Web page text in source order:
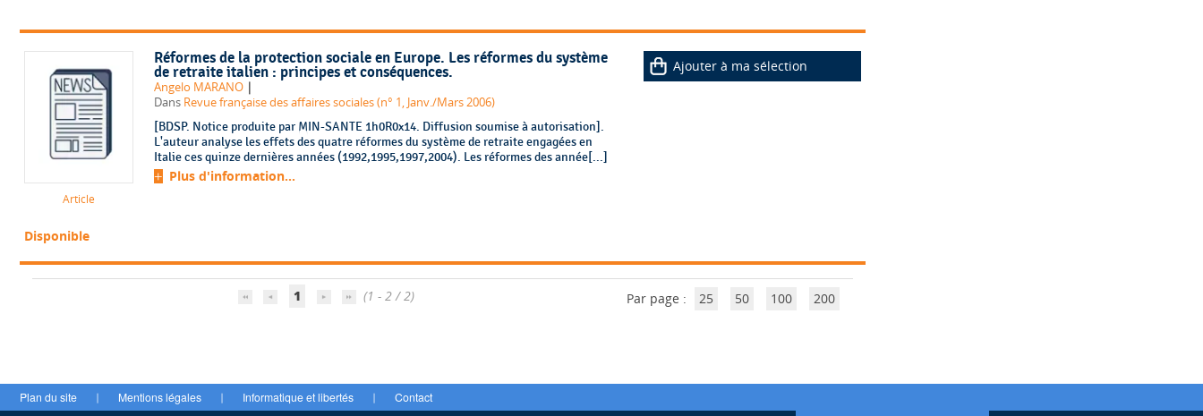
Article
Réformes de la protection sociale en Europe. Les réformes du système
de retraite italien : principes et conséquences.
Angelo MARANO |
Dans Revue française des affaires sociales (n° 1, Janv./Mars 2006)
[BDSP. Notice produite par MIN-SANTE 1h0R0x14. Diffusion soumise à autorisation].
L'auteur analyse les effets des quatre réformes du système de retraite engagées en
Italie ces quinze dernières années (1992,1995,1997,2004). Les réformes des année[...]
Plus d'information...
Ajouter à ma sélection
Disponible
1 (1 - 2 / 2) Par page : 25 50 100 200
Plan du site | Mentions légales | Informatique et libertés | Contact